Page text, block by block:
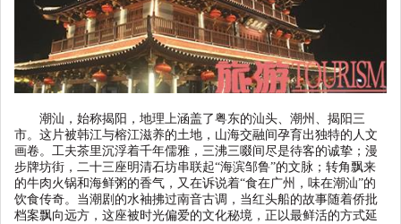
潮汕，始称揭阳，地理上涵盖了粤东的汕头、潮州、揭阳三
市。这片被韩江与榕江滋养的土地，山海交融间孕育出独特的人文
画卷。工夫茶里沉浮着千年儒雅，三沸三啜间尽是待客的诚挚；漫
步牌坊街，二十三座明清石坊串联起“海滨邹鲁”的文脉；转角飘来
的牛肉火锅和海鲜粥的香气，又在诉说着“食在广州，味在潮汕”的
饮食传奇。当潮剧的水袖拂过南音古调，当红头船的故事随着侨批
档案飘向远方，这座被时光偏爱的文化秘境，正以最鲜活的方式延